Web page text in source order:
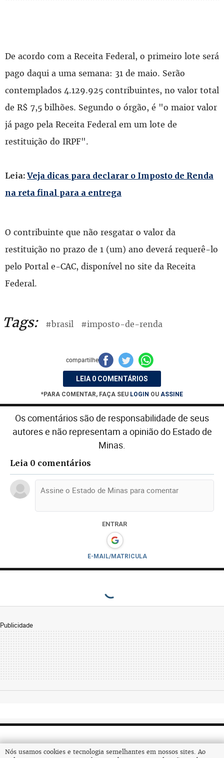
Nós usamos cookies e tecnologia semelhantes em nossos sites. Ao
De acordo com a Receita Federal, o primeiro lote será
pago daqui a uma semana: 31 de maio. Serão
contemplados 4.129.925 contribuintes, no valor total
de R$ 7,5 bilhões. Segundo o órgão, é "o maior valor
já pago pela Receita Federal em um lote de
restituição do IRPF".
Leia: Veja dicas para declarar o Imposto de Renda
na reta final para a entrega
O contribuinte que não resgatar o valor da
restituição no prazo de 1 (um) ano deverá requerê-lo
pelo Portal e-CAC, disponível no site da Receita
Federal.
Tags: #brasil #imposto-de-renda
compartilhe
LEIA 0 COMENTÁRIOS
*PARA COMENTAR, FAÇA SEU LOGIN OU ASSINE
Os comentários são de responsabilidade de seus
autores e não representam a opinião do Estado de
Minas.
Leia 0 comentários
ENTRAR
E-MAIL/MATRICULA
Publicidade